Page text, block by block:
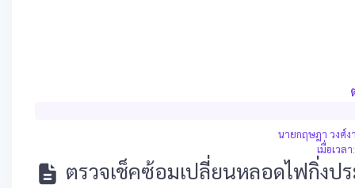
นายกฤษฎา วงศ์ง
เมื่อเวล
ตรวจเช็คซ้อมเปลี่ยนหลอดไฟกิ่ง